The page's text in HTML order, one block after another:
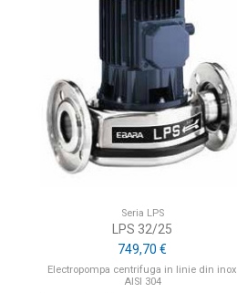
Seria LPS
LPS 32/25
749,70 €
Electropompa centrifuga in linie din inox
AISI 304